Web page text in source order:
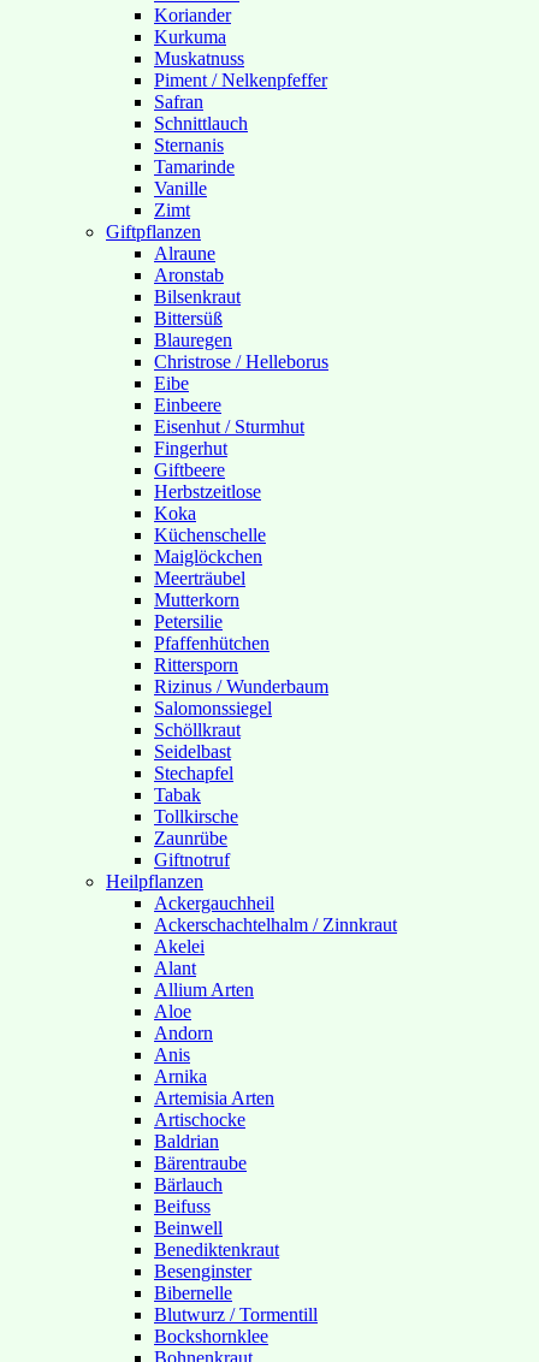
Koriander
Kurkuma
Muskatnuss
Piment / Nelkenpfeffer
Safran
Schnittlauch
Sternanis
Tamarinde
Vanille
Zimt
Giftpflanzen
Alraune
Aronstab
Bilsenkraut
Bittersüß
Blauregen
Christrose / Helleborus
Eibe
Einbeere
Eisenhut / Sturmhut
Fingerhut
Giftbeere
Herbstzeitlose
Koka
Küchenschelle
Maiglöckchen
Meerträubel
Mutterkorn
Petersilie
Pfaffenhütchen
Rittersporn
Rizinus / Wunderbaum
Salomonssiegel
Schöllkraut
Seidelbast
Stechapfel
Tabak
Tollkirsche
Zaunrübe
Giftnotruf
Heilpflanzen
Ackergauchheil
Ackerschachtelhalm / Zinnkraut
Akelei
Alant
Allium Arten
Aloe
Andorn
Anis
Arnika
Artemisia Arten
Artischocke
Baldrian
Bärentraube
Bärlauch
Beifuss
Beinwell
Benediktenkraut
Besenginster
Bibernelle
Blutwurz / Tormentill
Bockshornklee
Bohnenkraut